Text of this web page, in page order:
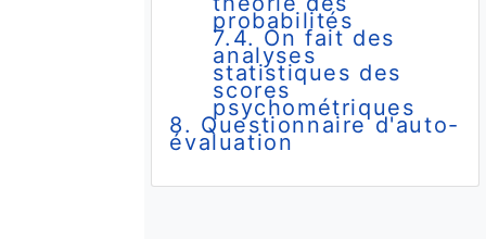
probabilités
7.4. On fait des
analyses
statistiques des
scores
psychométriques
8. Questionnaire d'auto-
évaluation